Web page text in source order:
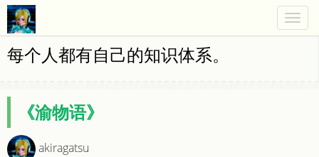
每个人都有自己的知识体系。
《渝物语》
akiragatsu